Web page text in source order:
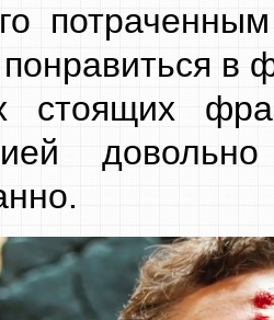
в
стоящих